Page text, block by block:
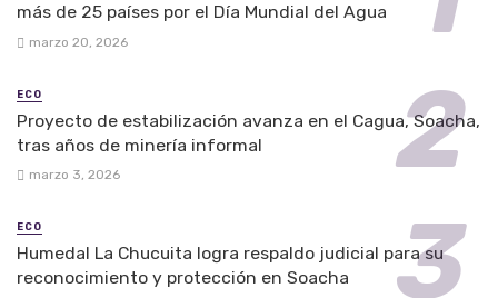
más de 25 países por el Día Mundial del Agua
marzo 20, 2026
ECO
Proyecto de estabilización avanza en el Cagua, Soacha,
tras años de minería informal
marzo 3, 2026
ECO
Humedal La Chucuita logra respaldo judicial para su
reconocimiento y protección en Soacha